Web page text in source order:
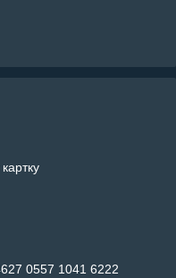
0557 1041 6222